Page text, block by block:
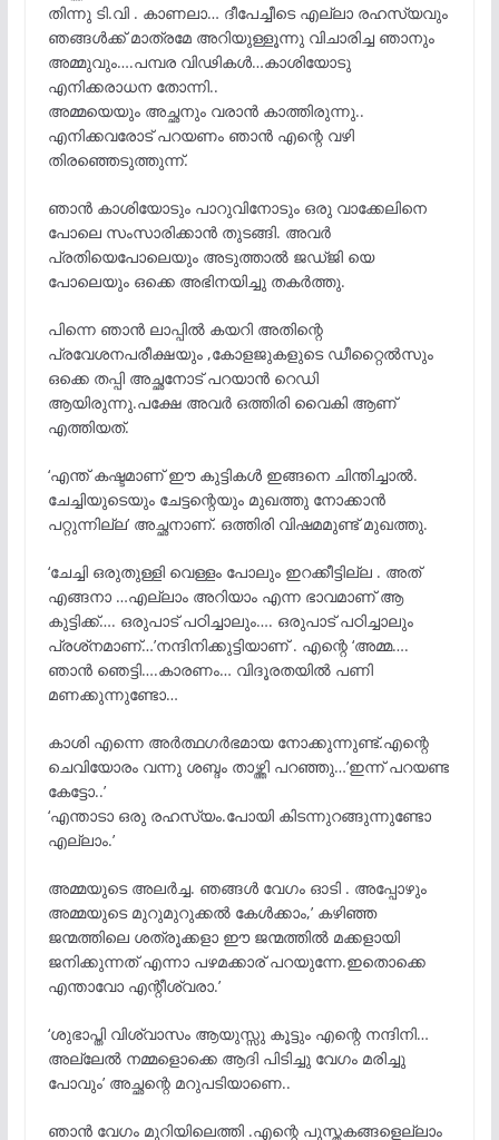
തിന്നു ടി.വി . കാണലാ… ദീപേച്ചീടെ എല്ലാ രഹസ്യവും
ഞങ്ങൾക്ക് മാത്രമേ അറിയുള്ളൂന്നു വിചാരിച്ച ഞാനും
അമ്മുവും….പമ്പര വിഢികൾ…കാശിയോടു
എനിക്കരാധന തോന്നി..
അമ്മയെയും അച്ഛനും വരാൻ കാത്തിരുന്നു..
എനിക്കവരോട് പറയണം ഞാൻ എന്റെ വഴി
തിരഞ്ഞെടുത്തുന്ന്.
ഞാൻ കാശിയോടും പാറുവിനോടും ഒരു വാക്കേലിനെ
പോലെ സംസാരിക്കാൻ തുടങ്ങി. അവർ
പ്രതിയെപോലെയും അടുത്താൽ ജഡ്ജി യെ
പോലെയും ഒക്കെ അഭിനയിച്ചു തകർത്തു.
പിന്നെ ഞാൻ ലാപ്പിൽ കയറി അതിന്റെ
പ്രവേശനപരീക്ഷയും ,കോളജുകളുടെ ഡീറ്റൈൽസും
ഒക്കെ തപ്പി അച്ഛനോട് പറയാൻ റെഡി
ആയിരുന്നു.പക്ഷേ അവർ ഒത്തിരി വൈകി ആണ്
എത്തിയത്.
‘എന്ത് കഷ്ടമാണ് ഈ കുട്ടികൾ ഇങ്ങനെ ചിന്തിച്ചാൽ.
ചേച്ചിയുടെയും ചേട്ടന്റെയും മുഖത്തു നോക്കാൻ
പറ്റുന്നില്ല’ അച്ഛനാണ്. ഒത്തിരി വിഷമമുണ്ട് മുഖത്തു.
‘ചേച്ചി ഒരുതുള്ളി വെള്ളം പോലും ഇറക്കീട്ടില്ല . അത്
എങ്ങനാ …എല്ലാം അറിയാം എന്ന ഭാവമാണ് ആ
കുട്ടിക്ക്…. ഒരുപാട് പഠിച്ചാലും…. ഒരുപാട് പഠിച്ചാലും
പ്രശ്‌നമാണ്…’നന്ദിനിക്കുട്ടിയാണ് . എന്റെ ‘അമ്മ….
ഞാൻ ഞെട്ടി….കാരണം… വിദൂരതയിൽ പണി
മണക്കുന്നുണ്ടോ…
കാശി എന്നെ അർത്ഥഗർഭമായ നോക്കുന്നുണ്ട്.എന്റെ
ചെവിയോരം വന്നു ശബ്ദം താഴ്ത്തി പറഞ്ഞു…’ഇന്ന് പറയണ്ട
കേട്ടോ..’
‘എന്താടാ ഒരു രഹസ്യം.പോയി കിടന്നുറങ്ങുന്നുണ്ടോ
എല്ലാം.’
അമ്മയുടെ അലർച്ച. ഞങ്ങൾ വേഗം ഓടി . അപ്പോഴും
അമ്മയുടെ മുറുമുറുക്കൽ കേൾക്കാം,’ കഴിഞ്ഞ
ജന്മത്തിലെ ശത്രൂക്കളാ ഈ ജന്മത്തിൽ മക്കളായി
ജനിക്കുന്നത് എന്നാ പഴമക്കാര് പറയുന്നേ.ഇതൊക്കെ
എന്താവോ എന്റീശ്വരാ.’
‘ശുഭാപ്തി വിശ്വാസം ആയുസ്സു കൂട്ടും എന്റെ നന്ദിനി…
അല്ലേൽ നമ്മളൊക്കെ ആദി പിടിച്ചു വേഗം മരിച്ചു
പോവും’ അച്ഛന്റെ മറുപടിയാണെ..
ഞാൻ വേഗം മുറിയിലെത്തി .എന്റെ പുസ്തകങ്ങളെല്ലാം